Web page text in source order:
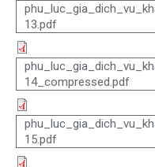
13.pdf
14_compressed.pdf
15.pdf